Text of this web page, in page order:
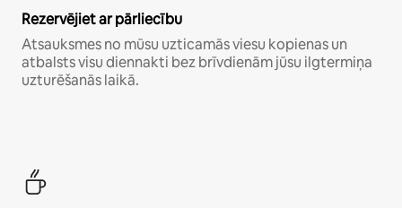
Rezervējiet ar pārliecību
Atsauksmes no mūsu uzticamās viesu kopienas un
atbalsts visu diennakti bez brīvdienām jūsu ilgtermiņa
uzturēšanās laikā.